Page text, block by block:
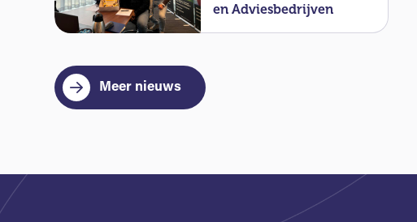
en Adviesbedrijven
Meer nieuws